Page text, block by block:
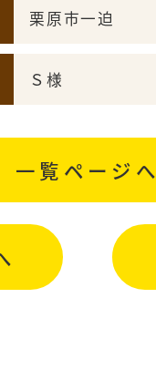
栗原市一迫
Ｓ様
一覧ページへ